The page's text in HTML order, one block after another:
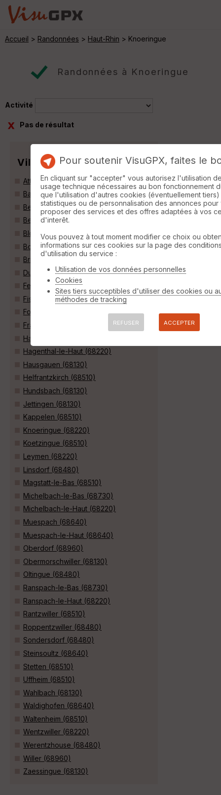
Accueil > Randonnées > Haut-Rhin > Knoeringue
Randonnées à Knoeringue
Activité
Pas de résultat
Villes
Attenschwiller (68220)
Bartenheim (68870)
Berentzwiller (68130)
Bettlach (68480)
Blotzheim (68730)
Bouxwiller (68480)
Brinckheim (68870)
Durmenach (68480)
Ferrette (68480)
Fislis (68480)
Folgensbourg (68220)
Franken (68130)
Hagenthal-le-Bas (68220)
Hagenthal-le-Haut (68220)
Hausgauen (68130)
Helfrantzkirch (68510)
Hundsbach (68130)
Jettingen (68130)
Kappelen (68510)
Knoeringue (68220)
Koetzingue (68510)
Leymen (68220)
Linsdorf (68480)
Magstatt-le-Bas (68510)
Michelbach-le-Bas (68730)
Michelbach-le-Haut (68220)
Muespach (68640)
Muespach-le-Haut (68640)
Oberdorf (68960)
Obermorschwiller (68130)
Oltingue (68480)
Ranspach-le-Bas (68730)
Ranspach-le-Haut (68220)
Rantzwiller (68510)
Roppentzwiller (68480)
Sondersdorf (68480)
Steinsoultz (68640)
Stetten (68510)
Uffheim (68510)
Wahlbach (68130)
Waldighofen (68640)
Waltenheim (68510)
Wentzwiller (68220)
Werentzhouse (68480)
Willer (68960)
Zaessingue (68130)
Pour soutenir VisuGPX, faites le
En cliquant sur "accepter" vous autorisez l'utilisation
usage technique nécessaires au bon fonctionnement
que l'utilisation d'autres cookies (éventuellement
statistiques ou de personnalisation des annonces pour
proposer des services et des offres adaptées à vos
d'interêt.
Vous pouvez à tout moment modifier ce choix ou
informations sur ces cookies sur la page des
d'utilisation du service :
Utilisation de vos données personnelles
Cookies
Sites tiers succeptibles d'utiliser des cookies ou
méthodes de tracking
REFUSER ACCEPTER